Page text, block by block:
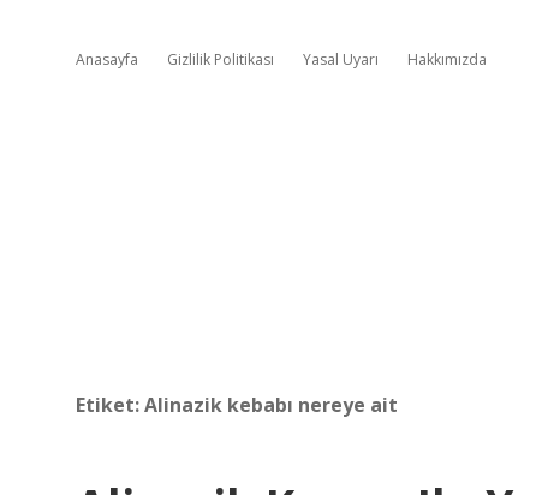
Anasayfa Gizlilik Politikası Yasal Uyarı Hakkımızda
Etiket:Alinazik kebabı nereye ait